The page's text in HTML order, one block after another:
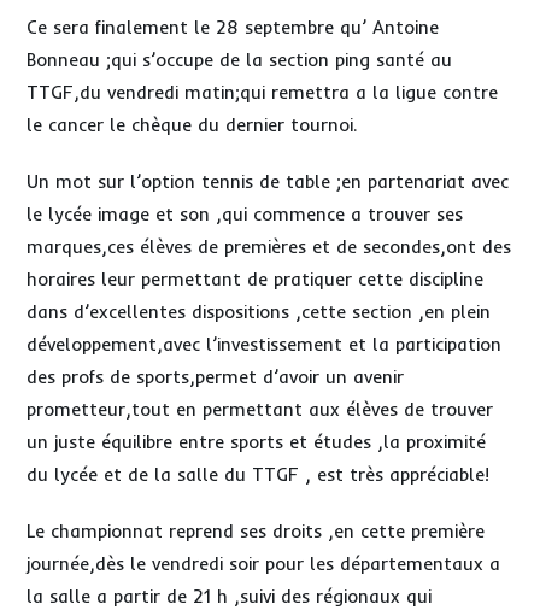
Ce sera finalement le 28 septembre qu’ Antoine
Bonneau ;qui s’occupe de la section ping santé au
TTGF,du vendredi matin;qui remettra a la ligue contre
le cancer le chèque du dernier tournoi.
Un mot sur l’option tennis de table ;en partenariat avec
le lycée image et son ,qui commence a trouver ses
marques,ces élèves de premières et de secondes,ont des
horaires leur permettant de pratiquer cette discipline
dans d’excellentes dispositions ,cette section ,en plein
développement,avec l’investissement et la participation
des profs de sports,permet d’avoir un avenir
prometteur,tout en permettant aux élèves de trouver
un juste équilibre entre sports et études ,la proximité
du lycée et de la salle du TTGF , est très appréciable!
Le championnat reprend ses droits ,en cette première
journée,dès le vendredi soir pour les départementaux a
la salle a partir de 21 h ,suivi des régionaux qui